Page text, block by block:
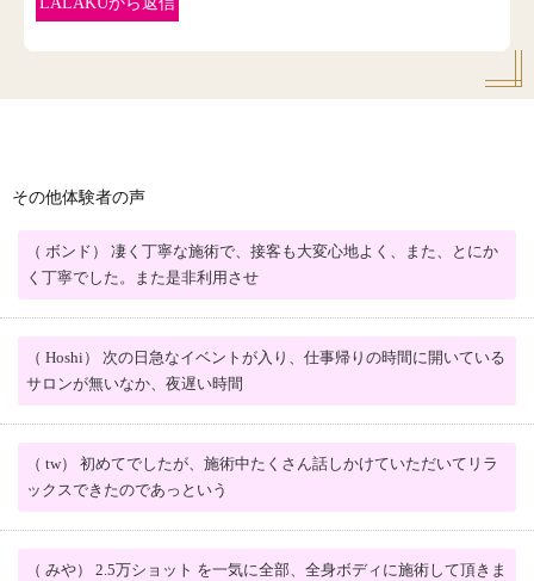
その他体験者の声
（ ボンド） 凄く丁寧な施術で、接客も大変心地よく、また、とにか
く丁寧でした。また是非利用させ
（ Hoshi） 次の日急なイベントが入り、仕事帰りの時間に開いている
サロンが無いなか、夜遅い時間
（ tw） 初めてでしたが、施術中たくさん話しかけていただいてリラ
ックスできたのであっという
（ みや） 2.5万ショット を一気に全部、全身ボディに施術して頂きま